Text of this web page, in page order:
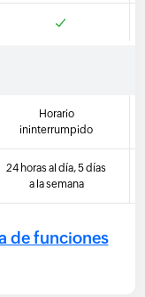
Horario
ininterrumpido
24 horas al día, 5 días
a la semana
de funciones